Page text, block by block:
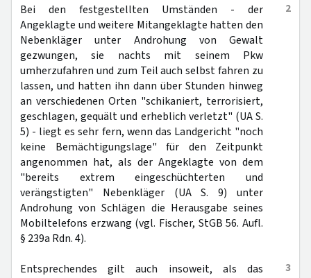
2
Bei den festgestellten Umständen - der
Angeklagte und weitere Mitangeklagte hatten den
Nebenkläger unter Androhung von Gewalt
gezwungen, sie nachts mit seinem Pkw
umherzufahren und zum Teil auch selbst fahren zu
lassen, und hatten ihn dann über Stunden hinweg
an verschiedenen Orten "schikaniert, terrorisiert,
geschlagen, gequält und erheblich verletzt" (UA S.
5) - liegt es sehr fern, wenn das Landgericht "noch
keine Bemächtigungslage" für den Zeitpunkt
angenommen hat, als der Angeklagte von dem
"bereits extrem eingeschüchterten und
verängstigten" Nebenkläger (UA S. 9) unter
Androhung von Schlägen die Herausgabe seines
Mobiltelefons erzwang (vgl. Fischer, StGB 56. Aufl.
§ 239a Rdn. 4).
3
Entsprechendes gilt auch insoweit, als das